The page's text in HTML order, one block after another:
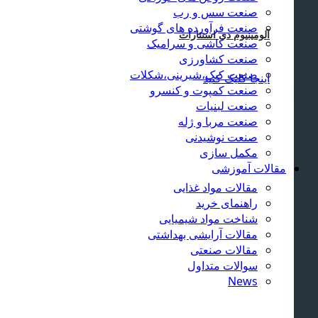
صنعت سس و رب
صنعت فرآورده های گوشتی
صنعت کاشی و سرامیک
صنعت کشاورزی
صنعت کیک،شیرینی،شکلات
صنعت کمپوت و کنسرو
صنعت لبنیات
صنعت مربا و ژله
صنعت نوشیدنی
مکمل سازی
مقالات آموزشی
مقالات مواد غذایی
راهنمای خرید
شناخت مواد شیمیایی
مقالات آرایشی بهداشتی
مقالات صنعتی
سوالات متداول
News
آلومینیوم دی استئارات
اینجا کلیک کنید